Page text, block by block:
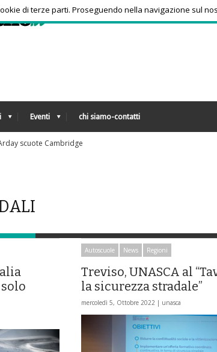
Eventi chi siamo-contatti
Autoscuole News Regioni
Treviso, UNASCA al
la sicurezza stradale”
mercoledì 5, Ottobre 2022 | unasca
di terze parti. Proseguendo nella navigazione sul